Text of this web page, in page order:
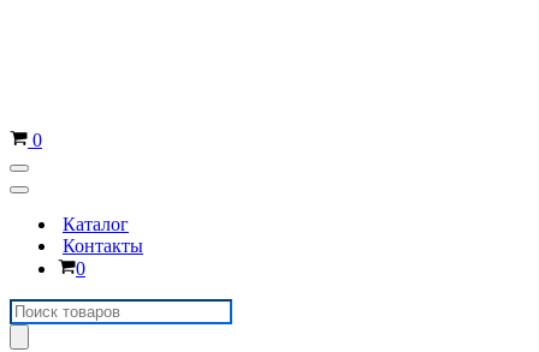
Корзина
0
Меню
навигации
Меню
навигацииКаталог
Контакты
Корзина
0
Поиск
товаров